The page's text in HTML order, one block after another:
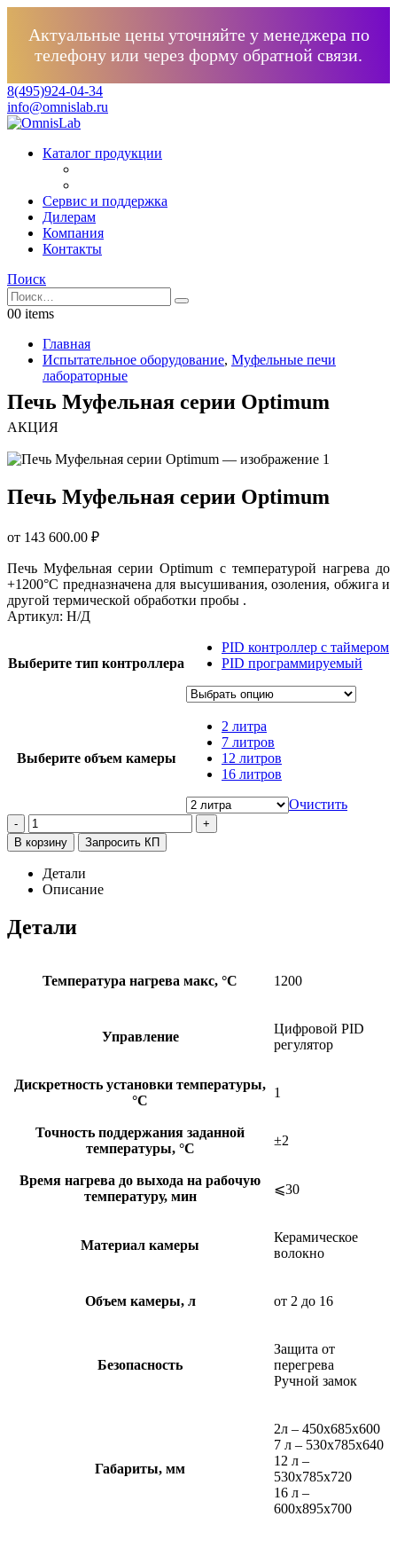
Актуальные цены уточняйте у менеджера по
телефону или через форму обратной связи.
8(495)924-04-34
info@omnislab.ru
Каталог продукции
Сервис и поддержка
Дилерам
Компания
Контакты
Поиск
00 items
Главная
Испытательное оборудование, Муфельные печи
лабораторные
Печь Муфельная серии Optimum
АКЦИЯ
Печь Муфельная серии Optimum
от 143 600.00 ₽
Печь Муфельная серии Optimum с температурой нагрева до
+1200°С предназначена для высушивания, озоления, обжига и
другой термической обработки пробы .
Артикул: Н/Д
Выберите тип контроллера
PID контроллер с таймером
PID программируемый
Выберите объем камеры
2 литра
7 литров
12 литров
16 литров
Очистить
-
+
В корзину
Запросить КП
Детали
Описание
Детали
Температура нагрева макс, °C 1200
Управление
Цифровой PID
регулятор
Дискретность установки температуры,
°C
1
Точность поддержания заданной
температуры, °C
±2
Время нагрева до выхода на рабочую
температуру, мин
⩽30
Материал камеры
Керамическое
волокно
Объем камеры, л от 2 до 16
Безопасность
Защита от
перегрева
Ручной замок
Габариты, мм
2л – 450х685х600
7 л – 530х785х640
12 л –
530х785х720
16 л –
600х895х700